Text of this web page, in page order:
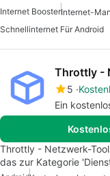
Internet Booster
Schnellinternet Für Android
Throttly -
5
Ein
Throttly - Netzwerk-
das zur Kategorie